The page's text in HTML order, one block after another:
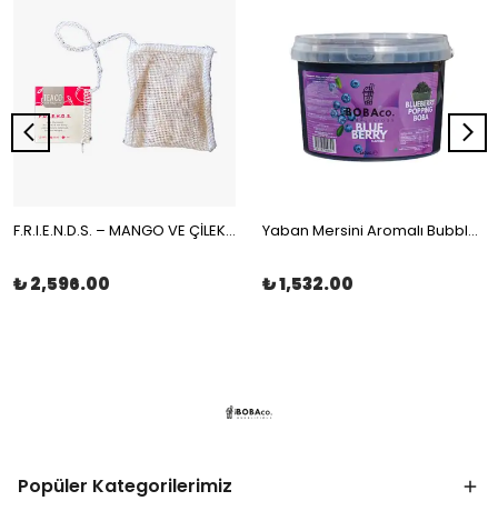
F.R.I.E.N.D.S. – MANGO VE ÇİLEKLİ MEYVE ÇAYI MÜSLİN ÇAY POŞETİ 100x2gr | The Boba Co.
₺ 2,596.00
Yaban Mersini Aromalı Bubble Tea Boba 3,4kg | The Boba Co.
₺ 1,532.00
Popüler Kategorilerimiz